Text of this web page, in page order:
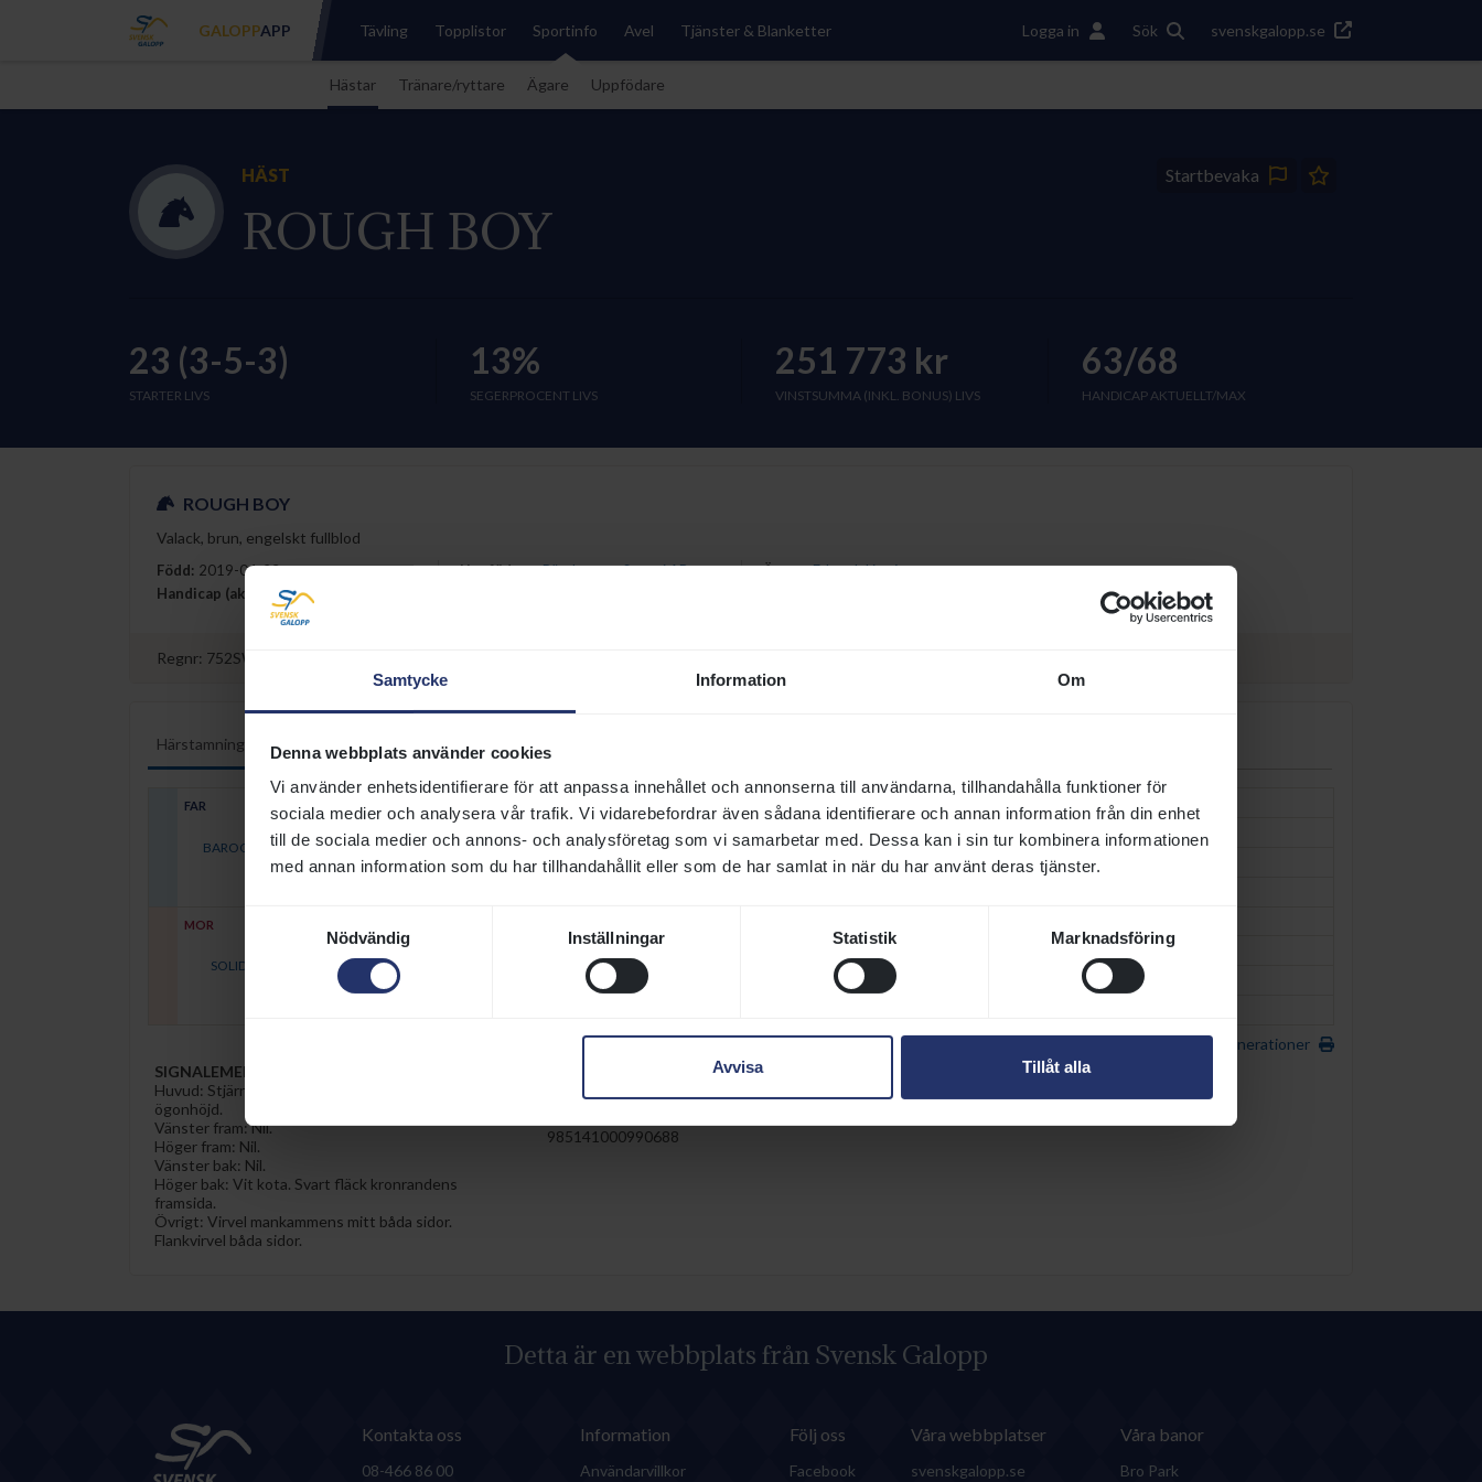
Samtycke Information Om
Denna webbplats använder cookies
Vi använder enhetsidentifierare för att anpassa innehållet och annonserna till användarna, tillhandahålla funktioner för
sociala medier och analysera vår trafik. Vi vidarebefordrar även sådana identifierare och annan information från din enhet
till de sociala medier och annons- och analysföretag som vi samarbetar med. Dessa kan i sin tur kombinera informationen
med annan information som du har tillhandahållit eller som de har samlat in när du har använt deras tjänster.
Nödvändig
Inställningar Statistik Marknadsföring
Avvisa Tillåt alla
GALOPPAPP Tävling Topplistor Sportinfo Avel Tjänster & Blanketter Logga in Sök svenskgalopp.se
Hästar Tränare/ryttare Ägare Uppfödare
Startbevaka
HÄST
ROUGH BOY
23 (3-5-3)
STARTER LIVS
13%
SEGERPROCENT LIVS
251 773 kr
VINSTSUMMA (INKL. BONUS) LIVS
63/68
HANDICAP AKTUELLT/MAX
ROUGH BOY
Valack, brun, engelskt fullblod
Född: 2019-04-23
Handicap (aktuellt/max)
Uppfödare: Rävdansens Stuteri AB
Ägare: Edmark Linnéa
Regnr: 752SWE00002912T
Härstamning Tävlingsresultat Lopplista Historik
FAR
BAROCCI (JPN)2008
MOR
SOLID PLATINUM 2008
DEEP IMPACT (JPN)2002
BASTET (IRE) 2002
BELONG TO ME (USA)
THREEMINUTEAPPEAL (USA)
SUNDAY SILENCE (USA)
WIND IN HER HAIR (IRE)
1991
GIANT'S CAUSEWAY (USA)
EXBOURNE (USA)
1986
Utskrivbar sida med 5 generationer
SIGNALEMENT
Huvud: Stjärn innehållande virvel på mittlinjen i övre
ögonhöjd.
Vänster fram:Nil.
Höger fram: Nil.
Vänster bak: Nil.
Höger bak: Vit kota. Svart fläck kronrandens
framsida.
Övrigt: Virvel mankammens mitt båda sidor.
Flankvirvel båda sidor.
985141000990688
Detta är en webbplats från Svensk Galopp
Kontakta oss
08-466 86 00
Information
Användarvillkor
Följ oss
Facebook
Våra webbplatser
svenskgalopp.se
Våra banor
Bro Park